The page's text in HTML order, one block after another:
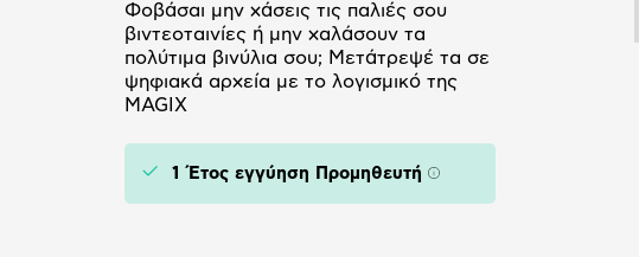
Φοβάσαι μην χάσεις τις παλιές σου
βιντεοταινίες ή μην χαλάσουν τα
πολύτιμα βινύλια σου; Μετάτρεψέ τα σε
ψηφιακά αρχεία με το λογισμικό της
MAGIX
1 Έτος εγγύηση Προμηθευτή Πληροφορίες